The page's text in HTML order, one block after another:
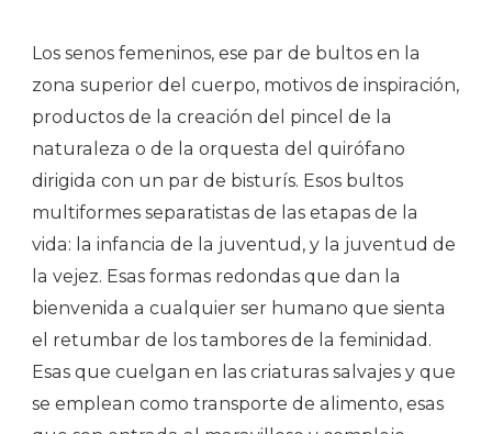
Los senos femeninos, ese par de bultos en la
zona superior del cuerpo, motivos de inspiración,
productos de la creación del pincel de la
naturaleza o de la orquesta del quirófano
dirigida con un par de bisturís. Esos bultos
multiformes separatistas de las etapas de la
vida: la infancia de la juventud, y la juventud de
la vejez. Esas formas redondas que dan la
bienvenida a cualquier ser humano que sienta
el retumbar de los tambores de la feminidad.
Esas que cuelgan en las criaturas salvajes y que
se emplean como transporte de alimento, esas